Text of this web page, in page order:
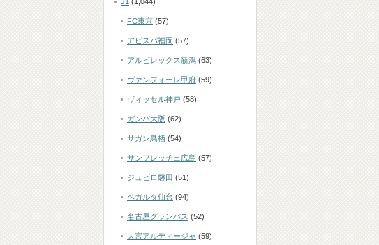
FC東京 (57)
アビスパ福岡 (57)
アルビレックス新潟 (63)
ヴァンフォーレ甲府 (59)
ヴィッセル神戸 (58)
ガンバ大阪 (62)
サガン鳥栖 (54)
サンフレッチェ広島 (57)
ジュビロ磐田 (51)
ベガルタ仙台 (94)
名古屋グランパス (52)
大宮アルディージャ (59)